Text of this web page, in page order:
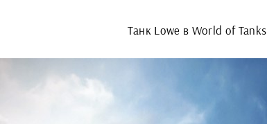
Танк Lowe в World of Tanks